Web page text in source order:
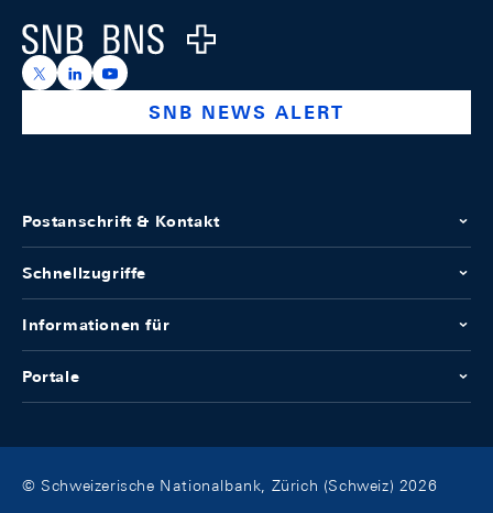
Logo
https://x.com/snb_bns
https://ch.linkedin.com/company/swiss-national-
https://www.youtube.com/@swissnationalbank
SNB NEWS ALERT
Postanschrift & Kontakt
Schnellzugriffe
Informationen für
Portale
© Schweizerische Nationalbank, Zürich (Schweiz) 2026